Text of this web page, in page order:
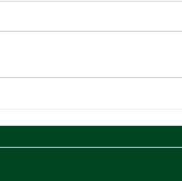
logística global